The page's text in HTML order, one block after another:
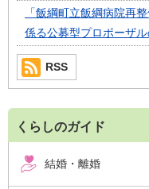
「飯綱町立飯綱病院再
係る公募型プロポーザ
RSS
くらしのガイド
結婚・離婚